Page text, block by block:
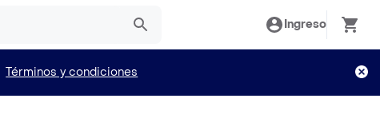
Ingreso
Términos y condiciones